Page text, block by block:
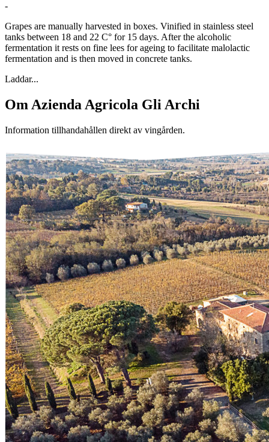
-
Grapes are manually harvested in boxes. Vinified in stainless steel
tanks between 18 and 22 C° for 15 days. After the alcoholic
fermentation it rests on fine lees for ageing to facilitate malolactic
fermentation and is then moved in concrete tanks.
Laddar...
Om Azienda Agricola Gli Archi
Information tillhandahållen direkt av vingården.